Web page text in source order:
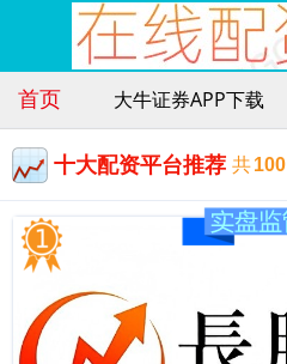
首页 大牛证券APP下载
十大配资平台推荐 共100